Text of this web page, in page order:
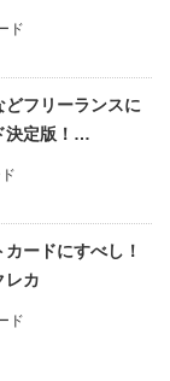
ド
どフリーランスに
決定版！…
ードにすべし！
レカ
ド